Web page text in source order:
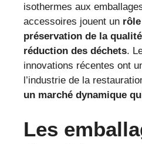
isothermes aux
accessoires jouent un
préservation de la
réduction des déchets.
innovations récentes ont
l’industrie de la
un marché dynamique
Les